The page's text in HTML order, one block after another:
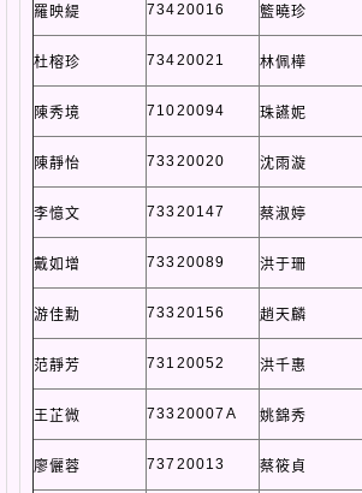
羅映緹 73420016 籃曉珍
杜榕珍 73420021 林佩樺
陳秀境 71020094 珠讌妮
陳靜怡 73320020 沈雨漩
李憶文 73320147 蔡淑婷
戴如增 73320089 洪于珊
游佳勳 73320156 趙天麟
范靜芳 73120052 洪千惠
王芷微 73320007A 姚錦秀
廖儷蓉 73720013 蔡筱貞